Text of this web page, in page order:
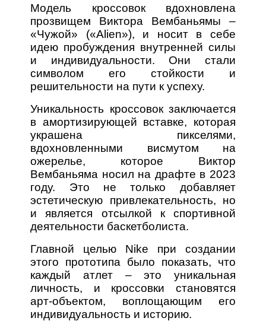
Модель кроссовок вдохновлена
прозвищем Виктора Вембаньямы –
«Чужой» («Alien»), и носит в себе
идею пробуждения внутренней силы
и индивидуальности. Они стали
символом его стойкости и
решительности на пути к успеху.
Уникальность кроссовок заключается
в амортизирующей вставке, которая
украшена пикселями,
вдохновленными висмутом на
ожерелье, которое Виктор
Вембаньяма носил на драфте в 2023
году. Это не только добавляет
эстетическую привлекательность, но
и является отсылкой к спортивной
деятельности баскетболиста.
Главной целью Nike при создании
этого прототипа было показать, что
каждый атлет – это уникальная
личность, и кроссовки становятся
арт-объектом, воплощающим его
индивидуальность и историю.